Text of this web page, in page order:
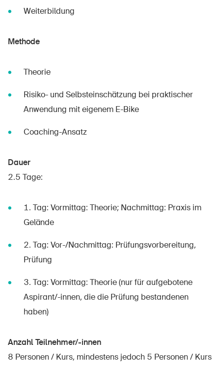
Weiterbildung
Methode
Theorie
Risiko- und Selbsteinschätzung bei praktischer
Anwendung mit eigenem E-Bike
Coaching-Ansatz
Dauer
2.5 Tage:
1. Tag: Vormittag: Theorie; Nachmittag: Praxis im
Gelände
2. Tag: Vor-/Nachmittag: Prüfungsvorbereitung,
Prüfung
3. Tag: Vormittag: Theorie (nur für aufgebotene
Aspirant/-innen, die die Prüfung bestandenen
haben)
Anzahl Teilnehmer/-innen
8 Personen / Kurs, mindestens jedoch 5 Personen / Kurs